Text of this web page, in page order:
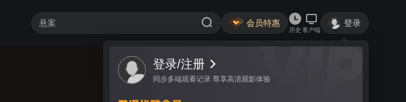
会员特惠
历史 客户端
登录
视频 讨论